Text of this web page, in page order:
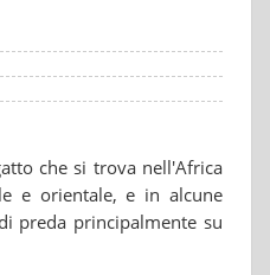
che si trova nell'Africa
e orientale, e in alcune
preda principalmente su